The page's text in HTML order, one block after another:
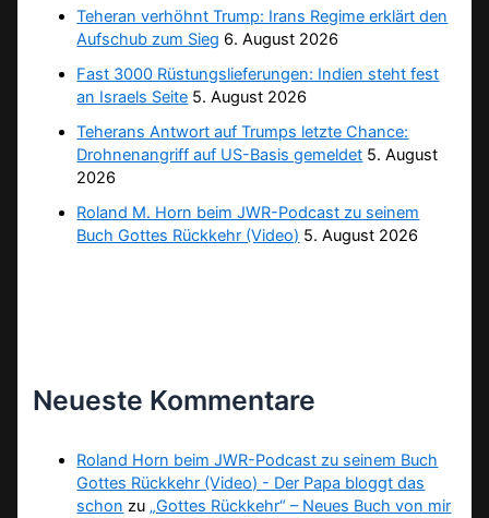
Teheran verhöhnt Trump: Irans Regime erklärt den
Aufschub zum Sieg 6. August 2026
Fast 3000 Rüstungslieferungen: Indien steht fest
an Israels Seite 5. August 2026
Teherans Antwort auf Trumps letzte Chance:
Drohnenangriff auf US-Basis gemeldet 5. August
2026
Roland M. Horn beim JWR-Podcast zu seinem
Buch Gottes Rückkehr (Video) 5. August 2026
Neueste Kommentare
Roland Horn beim JWR-Podcast zu seinem Buch
Gottes Rückkehr (Video) - Der Papa bloggt das
schon zu „Gottes Rückkehr“ – Neues Buch von mir